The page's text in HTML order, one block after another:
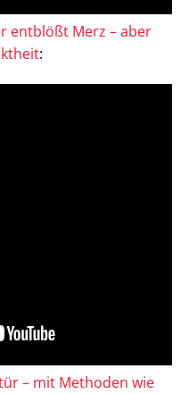
entblößt Merz – aber
:
– mit Methoden wie